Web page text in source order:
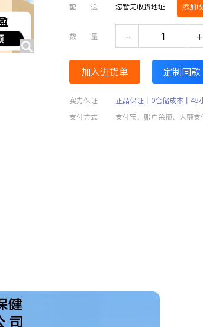
配 送 您暂无收货地址 添加
数 量 - +
加入进货单 定制同款
实力保证
正品保证丨0仓储成本丨48
支付方式
支付宝、账户余额、大额支